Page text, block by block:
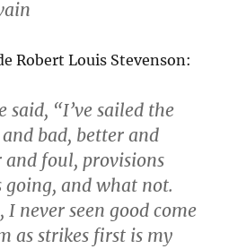
Robert Louis Stevenson:
said, “I’ve sailed the
and bad, better and
foul, provisions
and what not.
never seen good come
as strikes first is my